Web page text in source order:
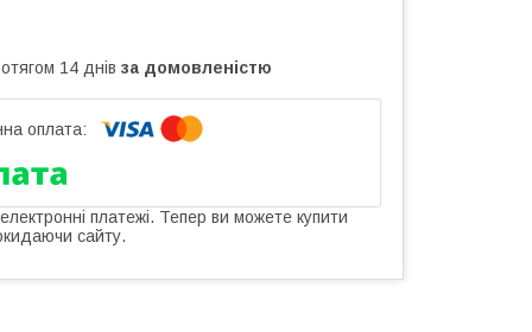
14 днів за домовленістю
платежі. Тепер ви можете купити
сайту.